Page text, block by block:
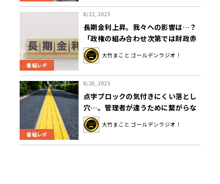
番組レポ
8/22, 2025
長期金利上昇。我々への影響は…？
「政権の組み合わせ次第では財政赤
字が相当出ちゃう可能性がある」
大竹まこと ゴールデンラジオ！
番組レポ
8/20, 2025
点字ブロックの気付きにくい落とし
穴…。管理者が違うために繋がらな
い…？ 大竹「配慮が必要じゃない
かな」
大竹まこと ゴールデンラジオ！